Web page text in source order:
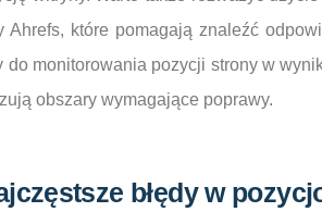
Ahrefs, które pomagają znaleźć
do monitorowania pozycji strony w
obszary wymagające poprawy.
błędy w